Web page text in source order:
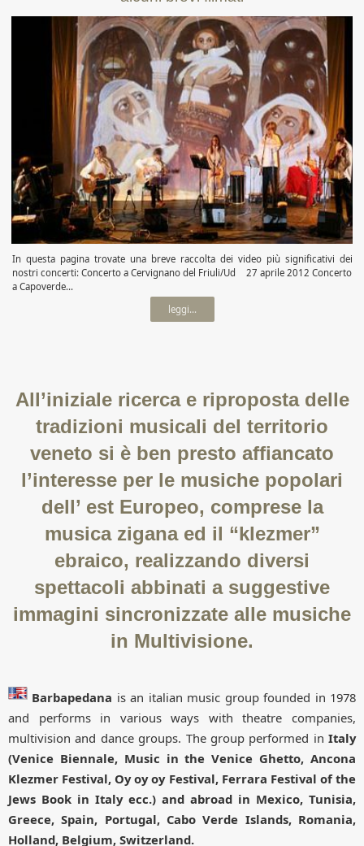
In questa pagina trovate una breve raccolta dei video più significativi dei
nostri concerti: Concerto a Cervignano del Friuli/Ud 27 aprile 2012 Concerto
a Capoverde...
leggi...
All’iniziale ricerca e riproposta delle
tradizioni musicali del territorio
veneto si è ben presto affiancato
l’interesse per le musiche popolari
dell’ est Europeo, comprese la
musica zigana ed il “klezmer”
ebraico, realizzando diversi
spettacoli abbinati a suggestive
immagini sincronizzate alle musiche
in Multivisione.
Barbapedana is an italian music group founded in 1978
and performs in various ways with theatre companies,
multivision and dance groups. The group performed in Italy
(Venice Biennale, Music in the Venice Ghetto, Ancona
Klezmer Festival, Oy oy oy Festival, Ferrara Festival of the
Jews Book in Italy ecc.) and abroad in Mexico, Tunisia,
Greece, Spain, Portugal, Cabo Verde Islands, Romania,
Holland, Belgium, Switzerland.